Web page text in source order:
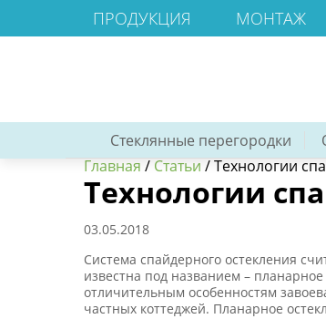
ПРОДУКЦИЯ МОНТАЖ
Стеклянные перегородки
Главная / Статьи /Технологии
Технологии
03.05.2018
Система спайдерного остекления
известна под названием –
отличительным особенностям
частных коттеджей. Планарное